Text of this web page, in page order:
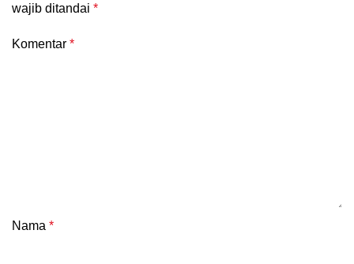
wajib ditandai *
Komentar *
Nama *